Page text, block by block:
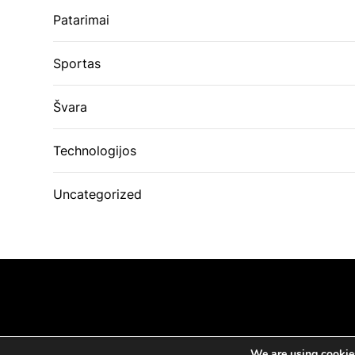
Patarimai
Sportas
Švara
Technologijos
Uncategorized